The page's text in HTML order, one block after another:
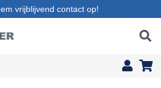
vrijblijvend contact op!